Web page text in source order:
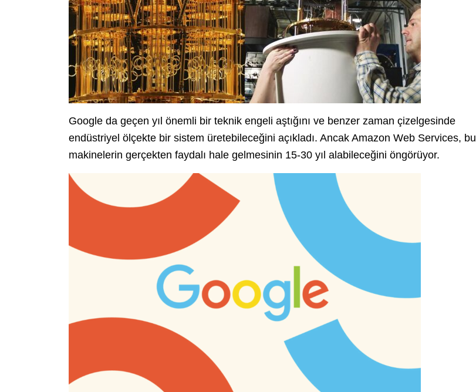
Google da geçen yıl önemli bir teknik engeli aştığını ve benzer zaman çizelgesinde
endüstriyel ölçekte bir sistem üretebileceğini açıkladı. Ancak Amazon Web Services, bu
makinelerin gerçekten faydalı hale gelmesinin 15-30 yıl alabileceğini öngörüyor.